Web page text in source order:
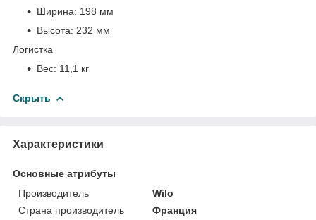
Ширина: 198 мм
Высота: 232 мм
Логистка
Вес: 11,1 кг
Скрыть
Характеристики
Основные атрибуты
Производитель
Wilo
Страна производитель
Франция